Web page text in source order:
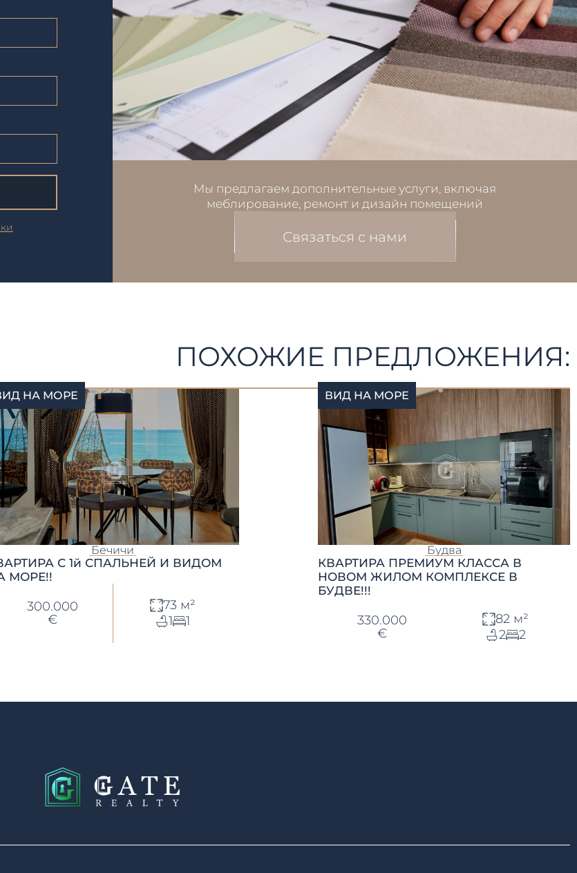
Мы предлагаем дополнительные услуги, включая
меблирование, ремонт и дизайн помещений
Связаться с нами
ПОХОЖИЕ ПРЕДЛОЖЕНИЯ:
НА МОРЕ
Бечичи
С 1й СПАЛЬНЕЙ И ВИДОМ
МОРЕ!!
300.000
€
73 м²
1
1
ВИД НА МОРЕ
Будва
КВАРТИРА ПРЕМИУМ КЛАССА В
НОВОМ ЖИЛОМ КОМПЛЕКСЕ В
БУДВЕ!!!
330.000
€
82 м²
2
2